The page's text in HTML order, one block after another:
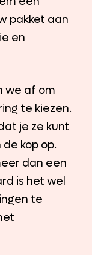
pakket aan
en
we af om
te kiezen.
je ze kunt
kop op.
dan een
is het wel
te